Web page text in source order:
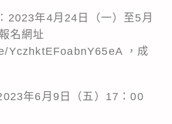
2023年4月24日（一）至5月
名網址
YczhktEFoabnY65eA ，成
年6月9日（五）17：00